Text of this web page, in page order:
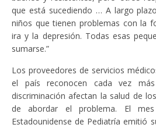
que está sucediendo … A largo
niños que tienen problemas con la
ira y la depresión. Todas esas
sumarse.”
Los proveedores de servicios
el país reconocen cada vez
discriminación afectan la salud de
de abordar el problema. El
Estadounidense de Pediatría emitió